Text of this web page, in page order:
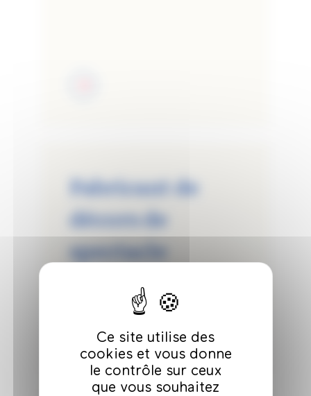
Fabricant de
décors de
spectacle
Ce site utilise des
cookies et vous donne
le contrôle sur ceux
que vous souhaitez